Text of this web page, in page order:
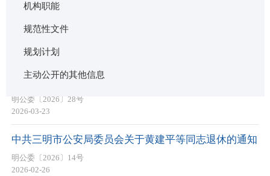
机构职能
规范性文件
规划计划
主动公开的其他信息
法定主动公开内容
中共三明市公安局委员会关于林声隆等同志退休的通知
明公委〔2026〕28号
2026-03-23
中共三明市公安局委员会关于黄建平等同志退休的通知
明公委〔2026〕14号
2026-02-26